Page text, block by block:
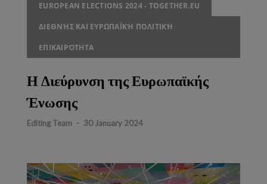
EUROPEAN ELECTIONS 2024 - TOGETHER.EU
ΔΙΕΘΝΉΣ ΚΑΙ ΕΥΡΩΠΑΪΚΉ ΠΟΛΙΤΙΚΉ
ΕΠΙΚΑΙΡΌΤΗΤΑ
Η Διεύρυνση της Ευρωπαϊκής
Ένωσης
Editing Team - 30 January 2024